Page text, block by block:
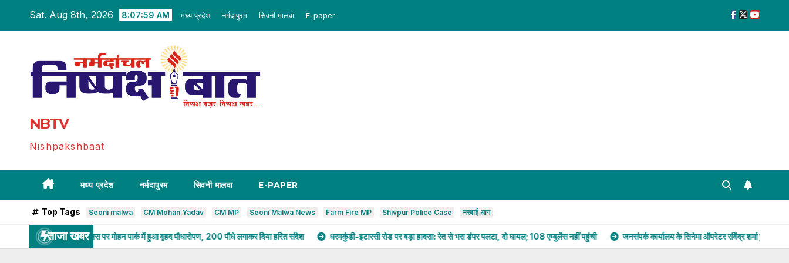
Sat. Aug 8th, 2026 8:08:01 AM मध्य प्रदेश नर्मदापुरम सिवनी मालवा E-paper
NBTV
Nishpakshbaat
मध्य प्रदेश नर्मदापुरम सिवनी मालवा E-PAPER
Top Tags Seoni malwa CM Mohan Yadav CM MP Seoni Malwa News Farm Fire MP Shivpur Police Case नरवाई आग
ताजा खबर
दिवस पर मोहन पार्क में हुआ वृहद पौधारोपण, 200 पौधे लगाकर दिया हरित संदेश धरमकुंडी-इटारसी रोड पर बड़ा हादसा: रेत से भरा डंपर पलटा, दो घायल; 108 एम्बुलेंस नहीं पहुंची जनसंपर्क कार्यालय के सिनेमा ऑपरेटर रविंद्र शर्मा हुए सेवानिवृत्त, कर्मचारियों ने